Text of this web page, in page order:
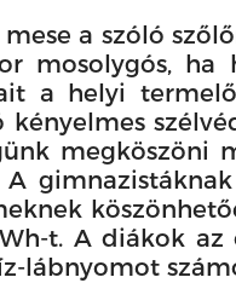
a szóló
mosolygós, ha
a helyi
megköszöni
A
t. A diákok
lábnyomot